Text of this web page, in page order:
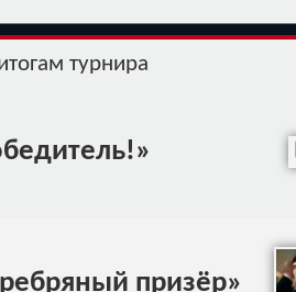
турнира
призёр»